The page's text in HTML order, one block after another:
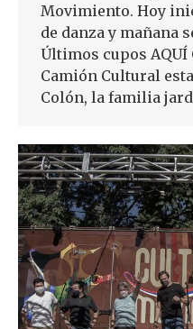
Movimiento. Hoy
de danza y mañana
Últimos cupos
Camión Cultural
Colón, la familia